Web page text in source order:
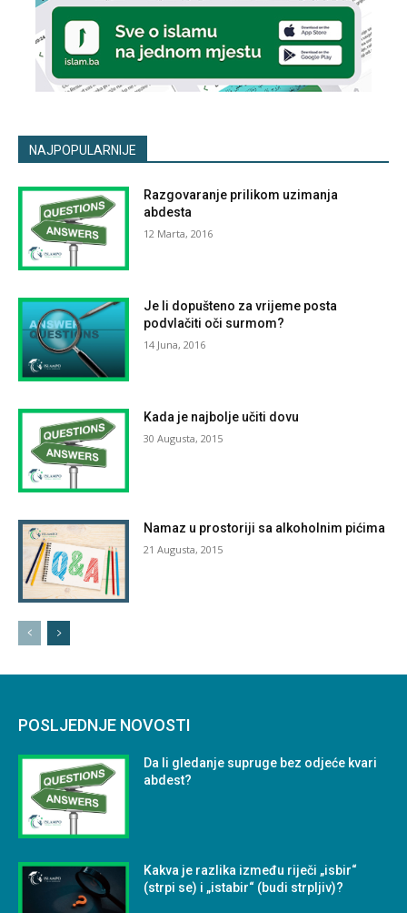
NAJPOPULARNIJE
Razgovaranje prilikom uzimanja
abdesta
12 Marta, 2016
Je li dopušteno za vrijeme posta
podvlačiti oči surmom?
14 Juna, 2016
Kada je najbolje učiti dovu
30 Augusta, 2015
Namaz u prostoriji sa alkoholnim pićima
21 Augusta, 2015
POSLJEDNJE NOVOSTI
Da li gledanje supruge bez odjeće kvari
abdest?
Kakva je razlika između riječi „isbir“
(strpi se) i „istabir“ (budi strpljiv)?